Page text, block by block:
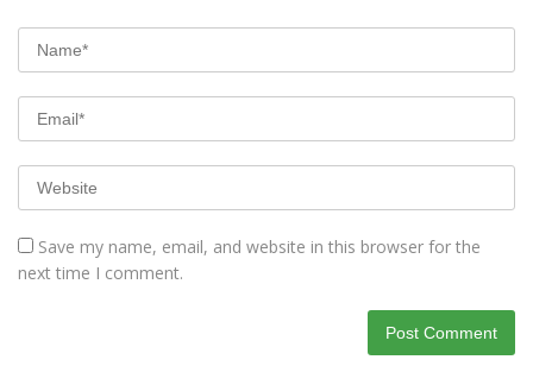
Save my name, email, and website in this browser for the
next time I comment.